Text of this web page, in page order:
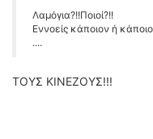
Λαμόγια?!!Ποιοί?!!
Εννοείς κάποιον ή
....
ΤΟΥΣ ΚΙΝΕΖΟΥΣ!!!